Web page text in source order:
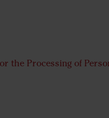
the Processing of